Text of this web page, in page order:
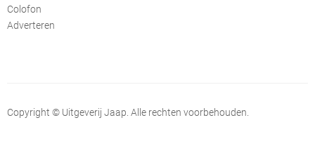
Colofon
Adverteren
Copyright © Uitgeverij Jaap. Alle rechten voorbehouden.